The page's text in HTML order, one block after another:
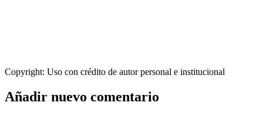
Copyright: Uso con crédito de autor personal e institucional
Añadir nuevo comentario